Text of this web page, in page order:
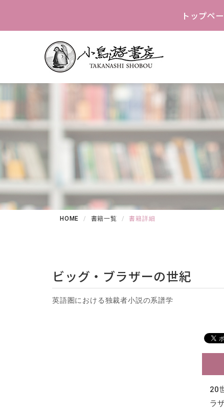
トップペ
HOME 書籍一覧 書籍詳細
ビッグ・ブラザーの世紀
英語圏における独裁者小説の系譜学
20
ラ